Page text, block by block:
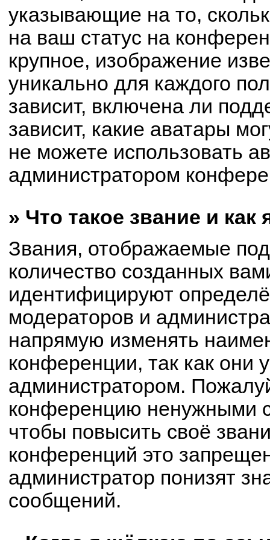
указывающие на то,
на ваш статус на
крупное, изображение
уникально для каждого
зависит, включена ли
зависит, какие аватары
не можете использовать
администратором
» Что такое звание и как
Звания, отображаемые
количество созданных
идентифицируют
модераторов и
напрямую изменять
конференции, так как они
администратором.
конференцию ненужными
чтобы повысить своё
конференций это
администратор понизят
сообщений.